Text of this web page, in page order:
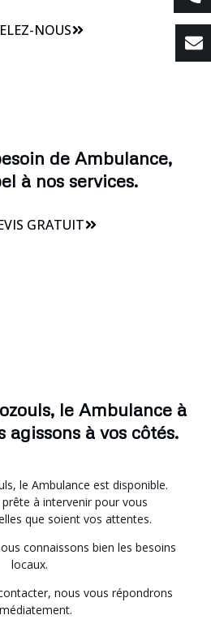
NOUS
de Ambulance,
à nos services.
GRATUIT
le Ambulance à
agissons à vos côtés.
le Ambulance est disponible.
à intervenir pour vous
que soient vos attentes.
connaissons bien les besoins
locaux.
nous vous répondrons